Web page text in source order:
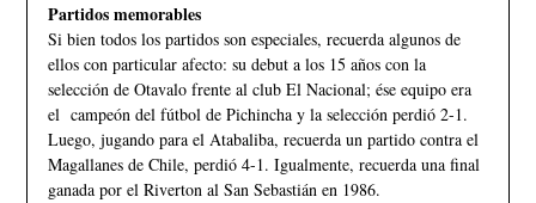
Partidos memorables
Si bien todos los partidos son especiales, recuerda algunos de
ellos con particular afecto: su debut a los 15 años con la
selección de Otavalo frente al club El Nacional; ése equipo era
el campeón del fútbol de Pichincha y la selección perdió 2-1.
Luego, jugando para el Atabaliba, recuerda un partido contra el
Magallanes de Chile, perdió 4-1. Igualmente, recuerda una final
ganada por el Riverton al San Sebastián en 1986.